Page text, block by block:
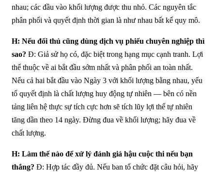
nhau; các đầu vào khối lượng được thu nhỏ. Các nguyên tắc
phân phối và quyết định thời gian là như nhau bất kể quy mô.
H: Nếu đối thủ cũng dùng dịch vụ phiếu chuyên nghiệp thì
sao? Đ: Giả sử họ có, đặc biệt trong hạng mục cạnh tranh. Lợi
thế thuộc về ai bắt đầu sớm nhất và phân phối an toàn nhất.
Nếu cả hai bắt đầu vào Ngày 3 với khối lượng bằng nhau, yếu
tố quyết định là chất lượng huy động tự nhiên — bên có nền
tảng liên hệ thực sự tích cực hơn sẽ tích lũy lợi thế tự nhiên
tăng dần theo 14 ngày. Đừng đua về khối lượng; hãy đua về
chất lượng.
H: Làm thế nào để xử lý đánh giá hậu cuộc thi nếu bạn
thắng? Đ: Hợp tác đầy đủ. Nếu ban tổ chức đặt câu hỏi, hãy